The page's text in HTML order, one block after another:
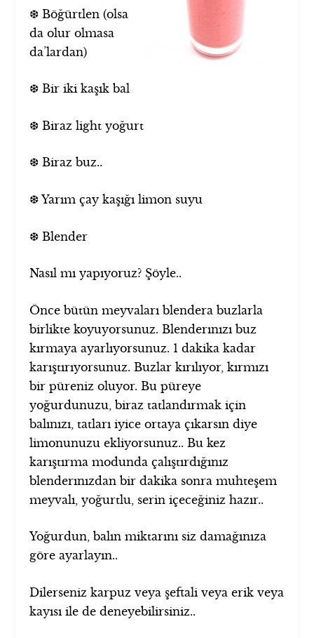
❆ Böğürtlen (olsa
da olur olmasa
da’lardan)
❆ Bir iki kaşık bal
❆ Biraz light yoğurt
❆ Biraz buz..
❆ Yarım çay kaşığı limon suyu
❆ Blender
Nasıl mı yapıyoruz? Şöyle..
Önce bütün meyvaları blendera buzlarla
birlikte koyuyorsunuz. Blenderınızı buz
kırmaya ayarlıyorsunuz. 1 dakika kadar
karıştırıyorsunuz. Buzlar kırılıyor, kırmızı
bir püreniz oluyor. Bu püreye
yoğurdunuzu, biraz tatlandırmak için
balınızı, tatları iyice ortaya çıkarsın diye
limonunuzu ekliyorsunuz.. Bu kez
karıştırma modunda çalıştırdığınız
blenderınızdan bir dakika sonra muhteşem
meyvalı, yoğurtlu, serin içeceğiniz hazır..
Yoğurdun, balın miktarını siz damağınıza
göre ayarlayın..
Dilerseniz karpuz veya şeftali veya erik veya
kayısı ile de deneyebilirsiniz..